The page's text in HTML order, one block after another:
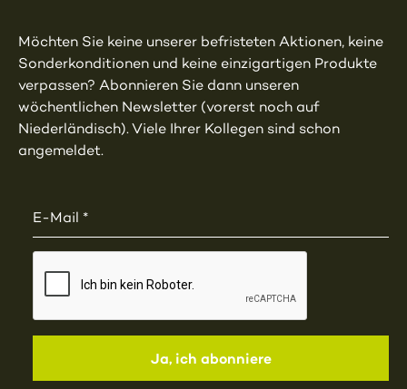
Möchten Sie keine unserer befristeten Aktionen, keine
Sonderkonditionen und keine einzigartigen Produkte
verpassen? Abonnieren Sie dann unseren
wöchentlichen Newsletter (vorerst noch auf
Niederländisch). Viele Ihrer Kollegen sind schon
angemeldet.